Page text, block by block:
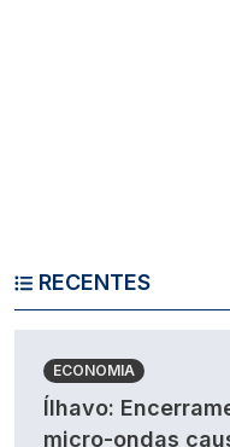
RECENTES
ECONOMIA
Ílhavo:
micro-ondas